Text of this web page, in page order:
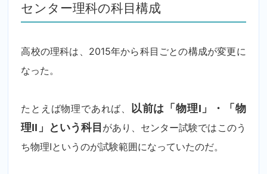
センター理科の科目構成
高校の理科は、2015年から科目ごとの構成が変更に
なった。
たとえば物理であれば、 以前は「物理I」・「物
理II」という科目 があり、センター試験ではこのう
ち物理Iというのが試験範囲になっていたのだ。